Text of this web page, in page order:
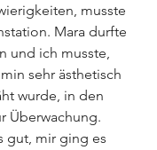
musste
Mara durfte
und ich musste,
sehr ästhetisch
wurde, in den
Überwachung.
gut, mir ging es